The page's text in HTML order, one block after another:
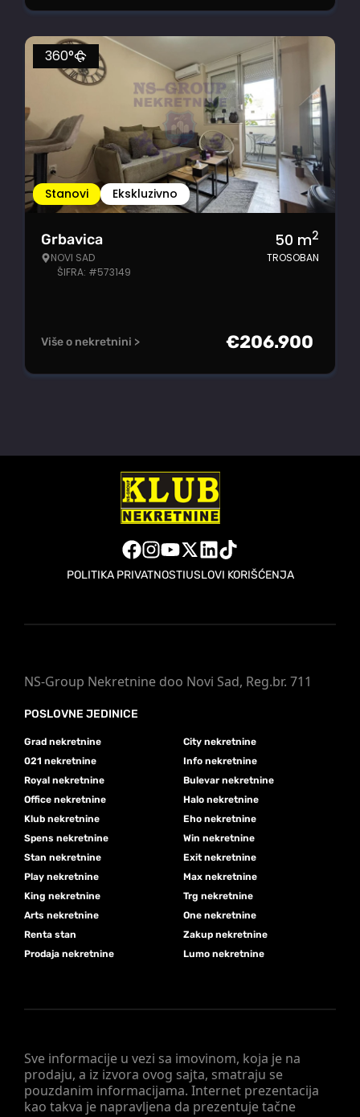
Stanovi Ekskluzivno
360°
Grbavica
NOVI SAD
ŠIFRA: #573149
50 m2
TROSOBAN
Više o nekretnini > €206.900
POLITIKA PRIVATNOSTIUSLOVI KORIŠĆENJA
Sve informacije u vezi sa imovinom, koja je na
prodaju, a iz izvora ovog sajta, smatraju se
pouzdanim informacijama. Internet prezentacija
kao takva je napravljena da prezentuje tačne
NS-Group Nekretnine doo Novi Sad, Reg.br. 711
POSLOVNE JEDINICE
Grad nekretnine
City nekretnine
021 nekretnine
Info nekretnine
Royal nekretnine
Bulevar nekretnine
Office nekretnine
Halo nekretnine
Klub nekretnine
Eho nekretnine
Spens nekretnine
Win nekretnine
Stan nekretnine
Exit nekretnine
Play nekretnine
Max nekretnine
King nekretnine
Trg nekretnine
Arts nekretnine
One nekretnine
Renta stan
Zakup nekretnine
Prodaja nekretnine
Lumo nekretnine